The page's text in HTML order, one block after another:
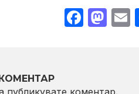
публикувате коментар.